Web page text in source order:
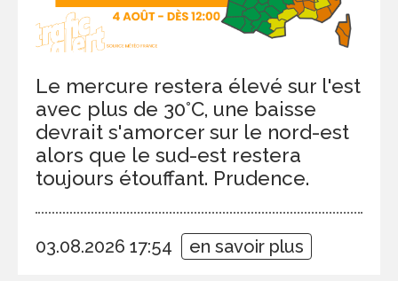
Le mercure restera élevé sur l'est
avec plus de 30°C, une baisse
devrait s'amorcer sur le nord-est
alors que le sud-est restera
toujours étouffant. Prudence.
03.08.2026 17:54 en savoir plus